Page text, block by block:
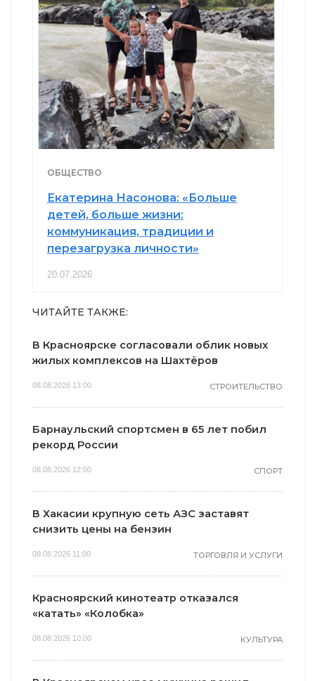
ОБЩЕСТВО
Екатерина Насонова: «Больше
детей, больше жизни:
коммуникация, традиции и
перезагрузка личности»
20.07.2026
ЧИТАЙТЕ ТАКЖЕ:
В Красноярске согласовали облик новых
жилых комплексов на Шахтёров
08.08.2026 13:00 СТРОИТЕЛЬСТВО
Барнаульский спортсмен в 65 лет побил
рекорд России
08.08.2026 12:00 СПОРТ
В Хакасии крупную сеть АЗС заставят
снизить цены на бензин
08.08.2026 11:00 ТОРГОВЛЯ И УСЛУГИ
Красноярский кинотеатр отказался
«катать» «Колобка»
08.08.2026 10:00 КУЛЬТУРА